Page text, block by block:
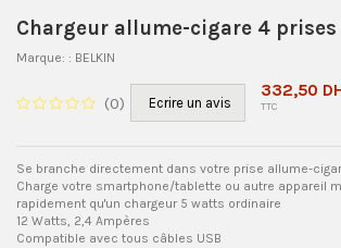
Chargeur allume-cigare 4 prises
Marque: : BELKIN
(0) Ecrire un avis
332,50
TTC
Se branche directement dans votre prise allume-
Charge votre smartphone/tablette ou autre appareil
rapidement qu'un chargeur 5 watts ordinaire
12 Watts, 2,4 Ampères
Compatible avec tous câbles USB